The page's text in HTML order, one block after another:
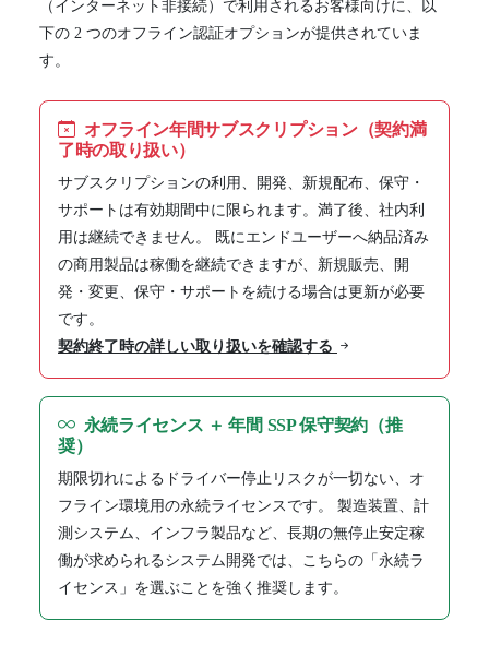
（インターネット非接続）で利用されるお客様向けに、以
下の 2 つのオフライン認証オプションが提供されていま
す。
オフライン年間サブスクリプション（契約満
了時の取り扱い）
サブスクリプションの利用、開発、新規配布、保守・
サポートは有効期間中に限られます。満了後、社内利
用は継続できません。 既にエンドユーザーへ納品済み
の商用製品は稼働を継続できますが、新規販売、開
発・変更、保守・サポートを続ける場合は更新が必要
です。
契約終了時の詳しい取り扱いを確認する
永続ライセンス ＋ 年間 SSP 保守契約（推
奨）
期限切れによるドライバー停止リスクが一切ない、オ
フライン環境用の永続ライセンスです。 製造装置、計
測システム、インフラ製品など、長期の無停止安定稼
働が求められるシステム開発では、こちらの「永続ラ
イセンス」を選ぶことを強く推奨します。